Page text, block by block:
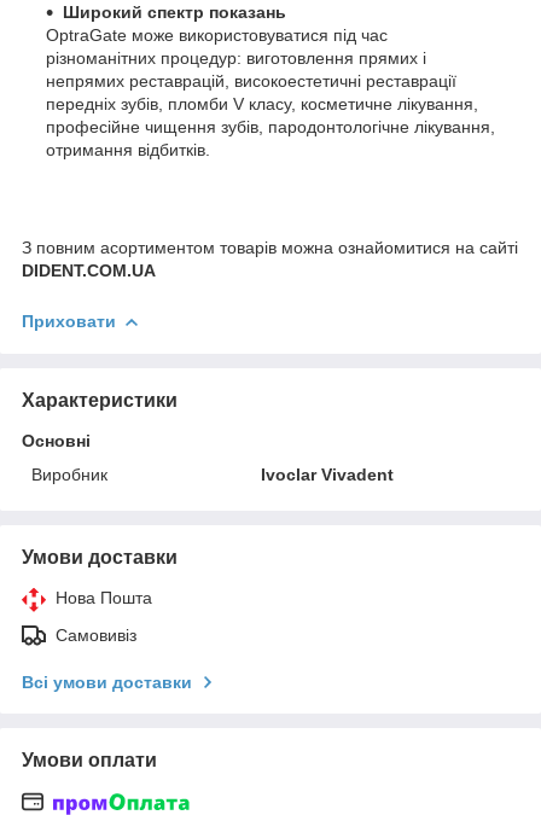
Широкий спектр показань
OptraGate може використовуватися під час
різноманітних процедур: виготовлення прямих і
непрямих реставрацій, високоестетичні реставрації
передніх зубів, пломби V класу, косметичне лікування,
професійне чищення зубів, пародонтологічне лікування,
отримання відбитків.
З повним асортиментом товарів можна ознайомитися на сайті
DIDENT.COM.UA
Приховати
Характеристики
Основні
Виробник
Ivoclar Vіvadent
Умови доставки
Нова Пошта
Самовивіз
Всі умови доставки
Умови оплати